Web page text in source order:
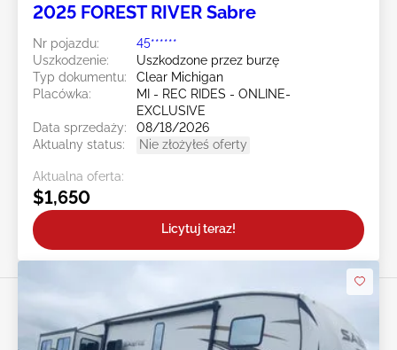
2025 FOREST RIVER Sabre
Nr pojazdu:
45******
Uszkodzenie:
Uszkodzone przez burzę
Typ dokumentu:
Clear Michigan
Placówka:
MI - REC RIDES - ONLINE-
EXCLUSIVE
Data sprzedaży:
08/18/2026
Aktualny status:
Nie złożyłeś oferty
Aktualna oferta:
$1,650
Licytuj teraz!